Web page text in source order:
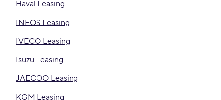
Haval Leasing
INEOS Leasing
IVECO Leasing
Isuzu Leasing
JAECOO Leasing
KGM Leasing